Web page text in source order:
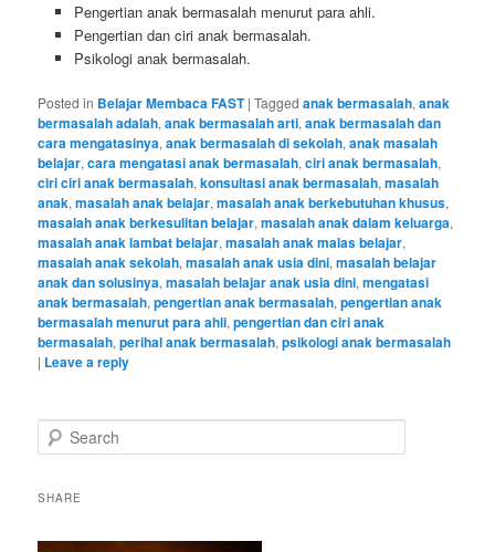
Pengertian anak bermasalah menurut para ahli.
Pengertian dan ciri anak bermasalah.
Psikologi anak bermasalah.
Posted in Belajar Membaca FAST |Tagged anak bermasalah,anak
bermasalah adalah,anak bermasalah arti,anak bermasalah dan
cara mengatasinya,anak bermasalah di sekolah,anak masalah
belajar,cara mengatasi anak bermasalah,ciri anak bermasalah,
ciri ciri anak bermasalah,konsultasi anak bermasalah,masalah
anak,masalah anak belajar,masalah anak berkebutuhan khusus,
masalah anak berkesulitan belajar,masalah anak dalam keluarga,
masalah anak lambat belajar,masalah anak malas belajar,
masalah anak sekolah,masalah anak usia dini,masalah belajar
anak dan solusinya,masalah belajar anak usia dini,mengatasi
anak bermasalah,pengertian anak bermasalah,pengertian anak
bermasalah menurut para ahli,pengertian dan ciri anak
bermasalah,perihal anak bermasalah,psikologi anak bermasalah
| Leave a reply
e
rSHARE